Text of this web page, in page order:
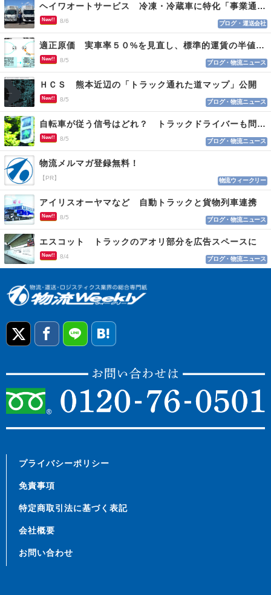
ヘイワオートサービス 冷凍・冷蔵車に特化「事業通じ貢献目指す」
New!! 8/6 ブログ・運送会社
適正原価 実車率５０%を見直し、標準的運賃の半値の恐れも
New!! 8/5 ブログ・物流ニュース
ＨＣＳ 熊本近辺の「トラック通れた道マップ」公開
New!! 8/5 ブログ・物流ニュース
自転車が従う信号はどれ？ トラックドライバーも問われる認識
New!! 8/5 ブログ・物流ニュース
物流メルマガ登録無料！
【PR】 物流ウィークリー
アイリスオーヤマなど 自動トラックと貨物列車連携
New!! 8/5 ブログ・物流ニュース
エスコット トラックのアオリ部分を広告スペースに
New!! 8/4 ブログ・物流ニュース
プライバシーポリシー
免責事項
特定商取引法に基づく表記
会社概要
お問い合わせ